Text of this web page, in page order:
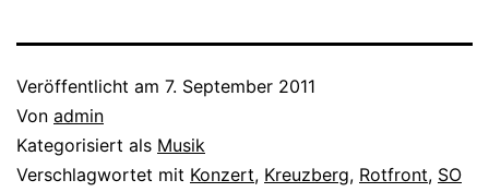
Veröffentlicht am 7. September 2011
Von admin
Kategorisiert als Musik
Verschlagwortet mit Konzert, Kreuzberg, Rotfront, SO